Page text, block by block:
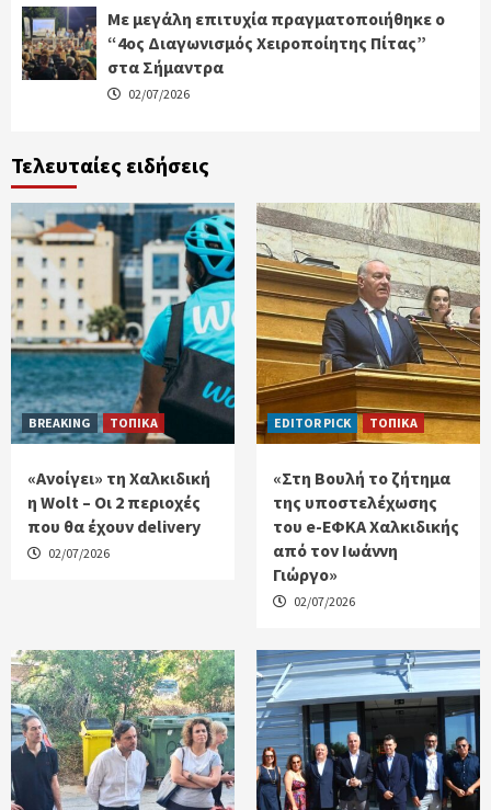
Με μεγάλη επιτυχία πραγματοποιήθηκε ο
“4ος Διαγωνισμός Χειροποίητης Πίτας”
στα Σήμαντρα
02/07/2026
Τελευταίες ειδήσεις
BREAKING ΤΟΠΙΚΑ
«Ανοίγει» τη Χαλκιδική
η Wolt – Οι 2 περιοχές
που θα έχουν delivery
02/07/2026
EDITOR PICK ΤΟΠΙΚΑ
«Στη Βουλή το ζήτημα
της υποστελέχωσης
του e-ΕΦΚΑ Χαλκιδικής
από τον Ιωάννη
Γιώργο»
02/07/2026